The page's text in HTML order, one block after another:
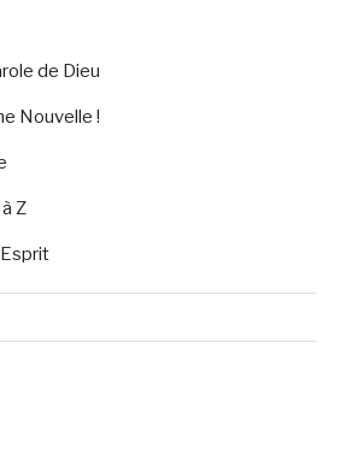
de Dieu
Nouvelle !
Z